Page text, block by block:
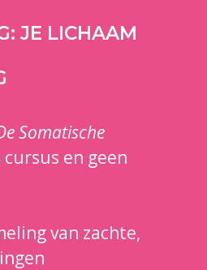
JE LICHAAM
Somatische
cursus en geen
van zachte,